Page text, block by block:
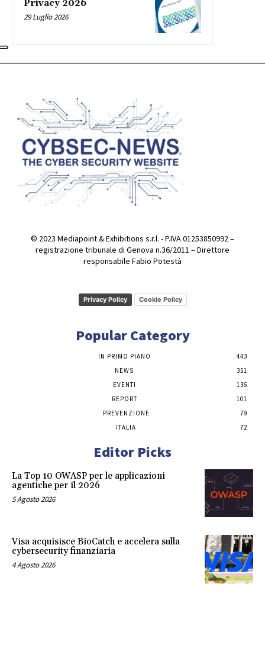
Privacy 2026
29 Luglio 2026
© 2023 Mediapoint & Exhibitions s.r.l. - P.IVA 01253850992 –
registrazione tribunale di Genova n.36/2011 – Direttore
responsabile Fabio Potestà
Privacy Policy Cookie Policy
Popular Category
IN PRIMO PIANO
443
NEWS
351
EVENTI
136
REPORT
101
PREVENZIONE
79
ITALIA
72
Editor Picks
La Top 10 OWASP per le applicazioni
agentiche per il 2026
5 Agosto 2026
Visa acquisisce BioCatch e accelera sulla
cybersecurity finanziaria
4 Agosto 2026